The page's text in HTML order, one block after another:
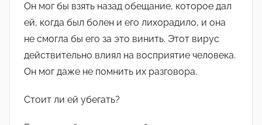
Он мог бы взять назад обещание, которое дал
ей, когда был болен и его лихорадило, и она
не смогла бы его за это винить. Этот вирус
действительно влиял на восприятие человека.
Он мог даже не помнить их разговора.
Стоит ли ей убегать?